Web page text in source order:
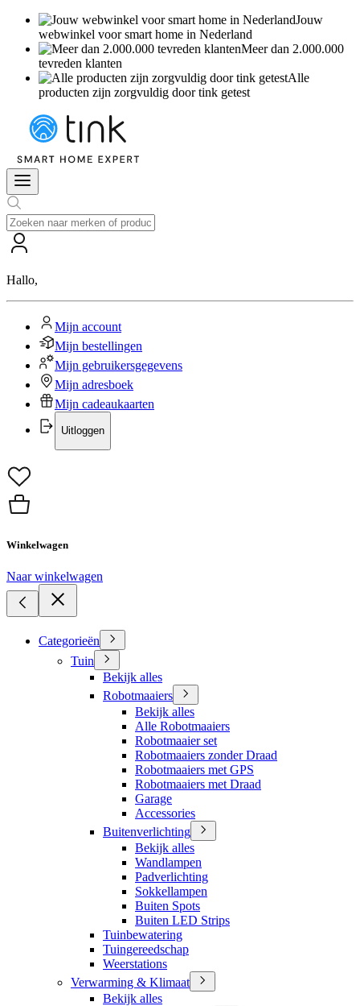
Jouw
webwinkel voor smart home in Nederland
Meer dan 2.000.000
tevreden klanten
Alle
producten zijn zorgvuldig door tink getest
Hallo,
Mijn account
Mijn bestellingen
Mijn gebruikersgegevens
Mijn adresboek
Mijn cadeaukaarten
Uitloggen
Winkelwagen
Naar winkelwagen
Categorieën
Tuin
Bekijk alles
Robotmaaiers
Bekijk alles
Alle Robotmaaiers
Robotmaaier set
Robotmaaiers zonder Draad
Robotmaaiers met GPS
Robotmaaiers met Draad
Garage
Accessories
Buitenverlichting
Bekijk alles
Wandlampen
Padverlichting
Sokkellampen
Buiten Spots
Buiten LED Strips
Tuinbewatering
Tuingereedschap
Weerstations
Verwarming & Klimaat
Bekijk alles